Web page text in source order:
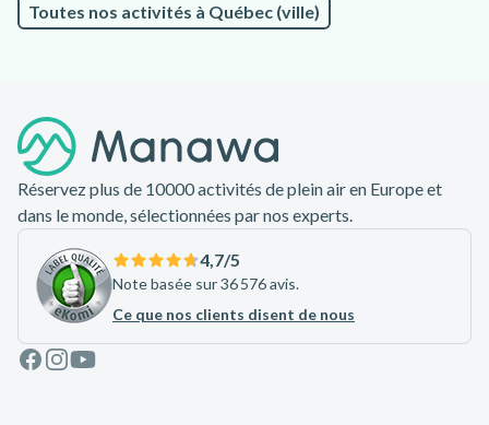
Toutes nos activités à Québec (ville)
Réservez plus de 10000 activités de plein air en Europe et
dans le monde, sélectionnées par nos experts.
4,7/5
Note basée sur 36 576 avis.
Ce que nos clients disent de nous
Facebook
Instagram
Youtube